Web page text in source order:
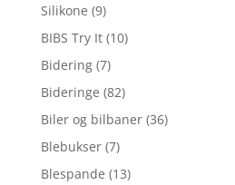
Silikone (9)
BIBS Try It (10)
Bidering (7)
Bideringe (82)
Biler og bilbaner (36)
Blebukser (7)
Blespande (13)